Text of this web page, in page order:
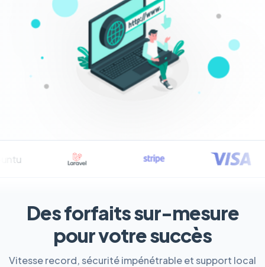
Des forfaits sur-mesure
pour votre succès
Vitesse record, sécurité impénétrable et support local